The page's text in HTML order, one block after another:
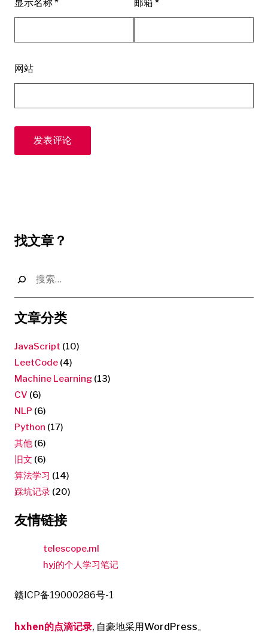
显示名称* 邮箱 *
网站
找文章？
索：
文章分类
JavaScript (10)
LeetCode (4)
Machine Learning (13)
CV (6)
NLP (6)
Python (17)
其他 (6)
旧文 (6)
算法学习 (14)
踩坑记录 (20)
友情链接
telescope.ml
hyj的个人学习笔记
赣ICP备19000286号-1
hxhen的点滴记录, 自豪地采用WordPress。